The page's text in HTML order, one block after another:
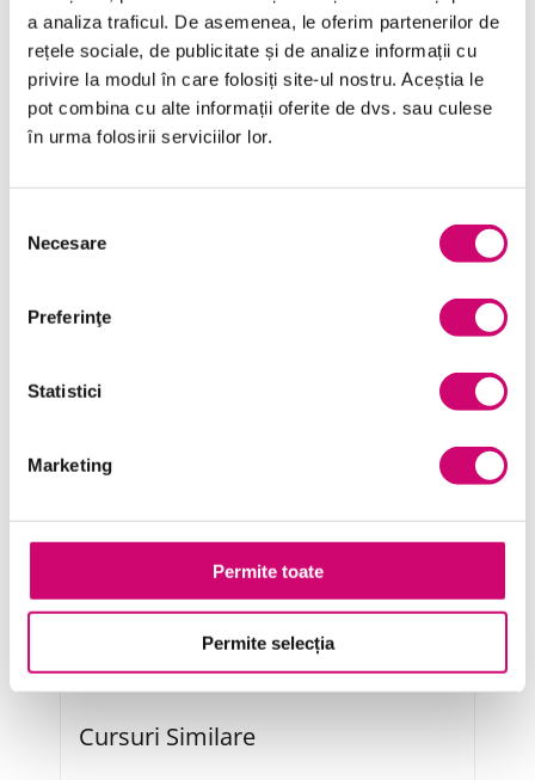
a analiza traficul. De asemenea, le oferim partenerilor de
rețele sociale, de publicitate și de analize informații cu
privire la modul în care folosiți site-ul nostru. Aceștia le
pot combina cu alte informații oferite de dvs. sau culese
în urma folosirii serviciilor lor.
consimțământului
Necesare
Preferinţe
Statistici
Marketing
Permite toate
Permite selecția
Comunicare
Dezvoltare personală și profesională
Project Management
Transformare Digitală
Vânzări și negocieri
Cursuri Similare